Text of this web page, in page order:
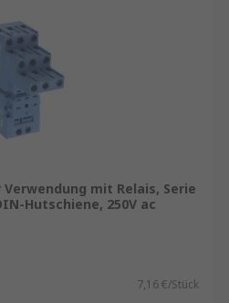
mit Relais, Serie
Hutschiene, 250V ac
7,16 €/Stück